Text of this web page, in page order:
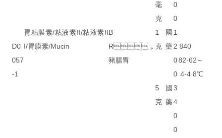
毫
克
0
0
D0
057
-1
胃粘膜素/粘液素II/粘液素II
I/胃膜素/Mucin
B
R，
豬腸胃
1
克
國
藥
1
2
0
0
840
82-6
4-4
2～
8℃
5
克
國
藥
3
4
0
0